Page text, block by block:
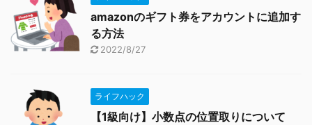
amazonのギフト券をアカウントに追加す
る方法
2022/8/27
ライフハック
【1級向け】小数点の位置取りについて